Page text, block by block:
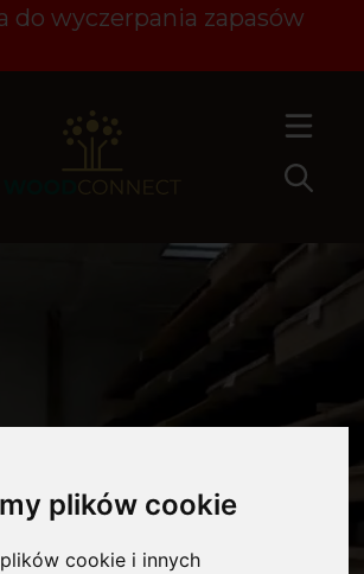
plików cookie
cookie i innych
do wyczerpania zapasów